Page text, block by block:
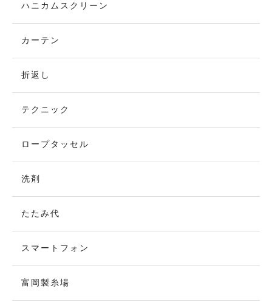
ハニカムスクリーン
カーテン
折返し
テクニック
ロープタッセル
洗剤
たたみ代
スマートフォン
富岡製糸場